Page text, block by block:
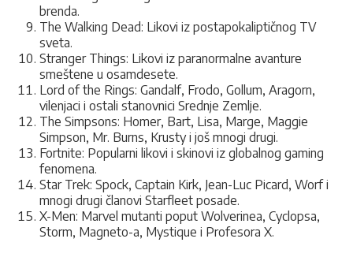
brenda.
The Walking Dead: Likovi iz postapokaliptičnog TV
sveta.
Stranger Things: Likovi iz paranormalne avanture
smeštene u osamdesete.
Lord of the Rings: Gandalf, Frodo, Gollum, Aragorn,
vilenjaci i ostali stanovnici Srednje Zemlje.
The Simpsons: Homer, Bart, Lisa, Marge, Maggie
Simpson, Mr. Burns, Krusty i još mnogi drugi.
Fortnite: Popularni likovi i skinovi iz globalnog gaming
fenomena.
Star Trek: Spock, Captain Kirk, Jean-Luc Picard, Worf i
mnogi drugi članovi Starfleet posade.
X-Men: Marvel mutanti poput Wolverinea, Cyclopsa,
Storm, Magneto-a, Mystique i Profesora X.